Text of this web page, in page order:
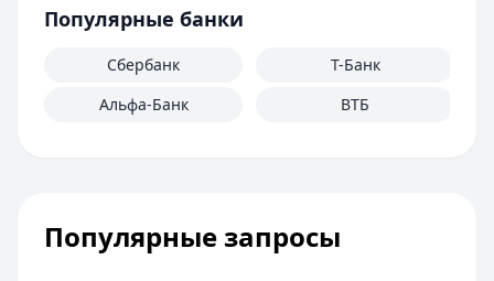
Популярные банки
Сбербанк
Альфа-Банк
Т-Банк
ВТБ
Популярные запросы